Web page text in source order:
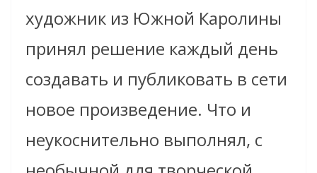
художник из Южной Каролины
принял решение каждый день
создавать и публиковать в сети
новое произведение. Что и
неукоснительно выполнял, с